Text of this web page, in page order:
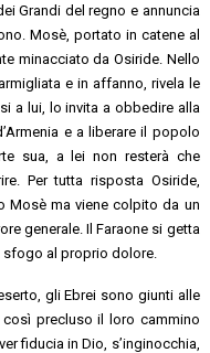
Grandi del regno e annuncia
Mosè, portato in catene al
minacciato da Osiride. Nello
e in affanno, rivela le
a lui, lo invita a obbedire alla
e a liberare il popolo
sua, a lei non resterà che
Per tutta risposta Osiride,
Mosè ma viene colpito da un
generale. Il Faraone si getta
sfogo al proprio dolore.
gli Ebrei sono giunti alle
precluso il loro cammino
fiducia in Dio, s’inginocchia,